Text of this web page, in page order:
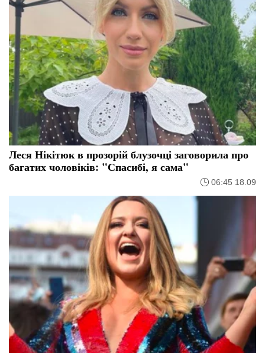
Леся Нікітюк в прозорій блузочці заговорила про
багатих чоловіків: "Спасибі, я сама"
06:45 18.09